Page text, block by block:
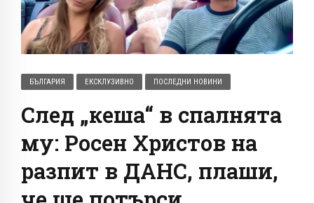
БЪЛГАРИЯ ЕКСКЛУЗИВНО ПОСЛЕДНИ НОВИНИ
След „кеша“ в спалнята
му: Росен Христов на
разпит в ДАНС, плаши,